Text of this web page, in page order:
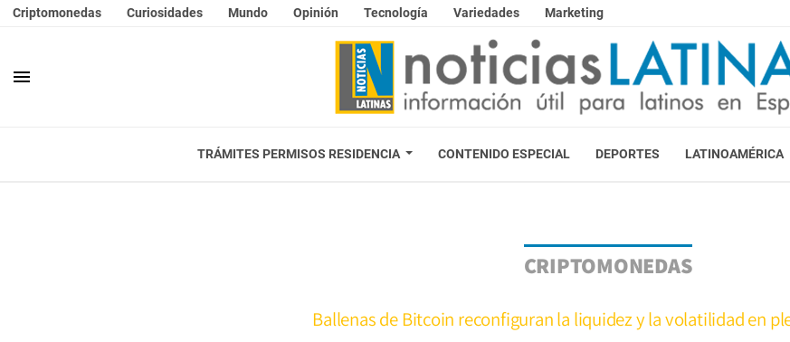
Criptomonedas Curiosidades Mundo Opinión Tecnología Variedades Marketing
menu
TRÁMITES PERMISOS RESIDENCIA CONTENIDO ESPECIAL DEPORTES LATINOAMÉRICA
CRIPTOMONEDAS
Ballenas de Bitcoin reconfiguran la liquidez y la volatilidad en